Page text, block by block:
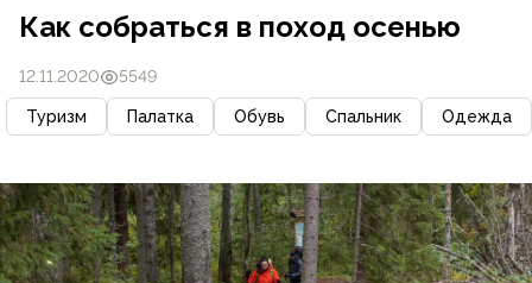
Как собраться в поход осенью
12.11.2020 5549
Туризм Палатка Обувь Спальник Одежда